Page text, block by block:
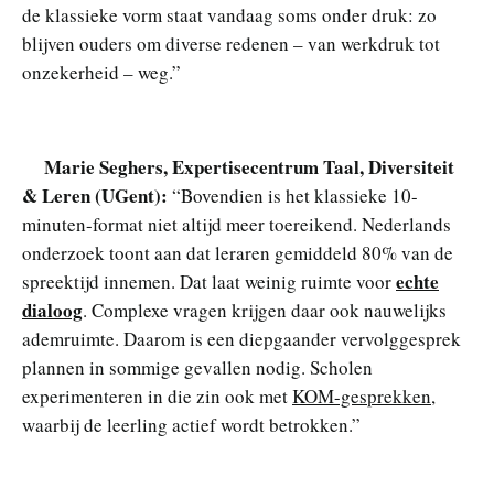
de klassieke vorm staat vandaag soms onder druk: zo
blijven ouders om diverse redenen – van werkdruk tot
onzekerheid – weg.”
Marie Seghers, Expertisecentrum Taal, Diversiteit
& Leren (UGent): “Bovendien is het klassieke 10-
minuten-format niet altijd meer toereikend. Nederlands
onderzoek toont aan dat leraren gemiddeld 80% van de
spreektijd innemen. Dat laat weinig ruimte voorechte
dialoog. Complexe vragen krijgen daar ook nauwelijks
ademruimte. Daarom is een diepgaander vervolggesprek
plannen in sommige gevallen nodig. Scholen
experimenteren in die zin ook metKOM-gesprekken,
waarbij de leerling actief wordt betrokken.”